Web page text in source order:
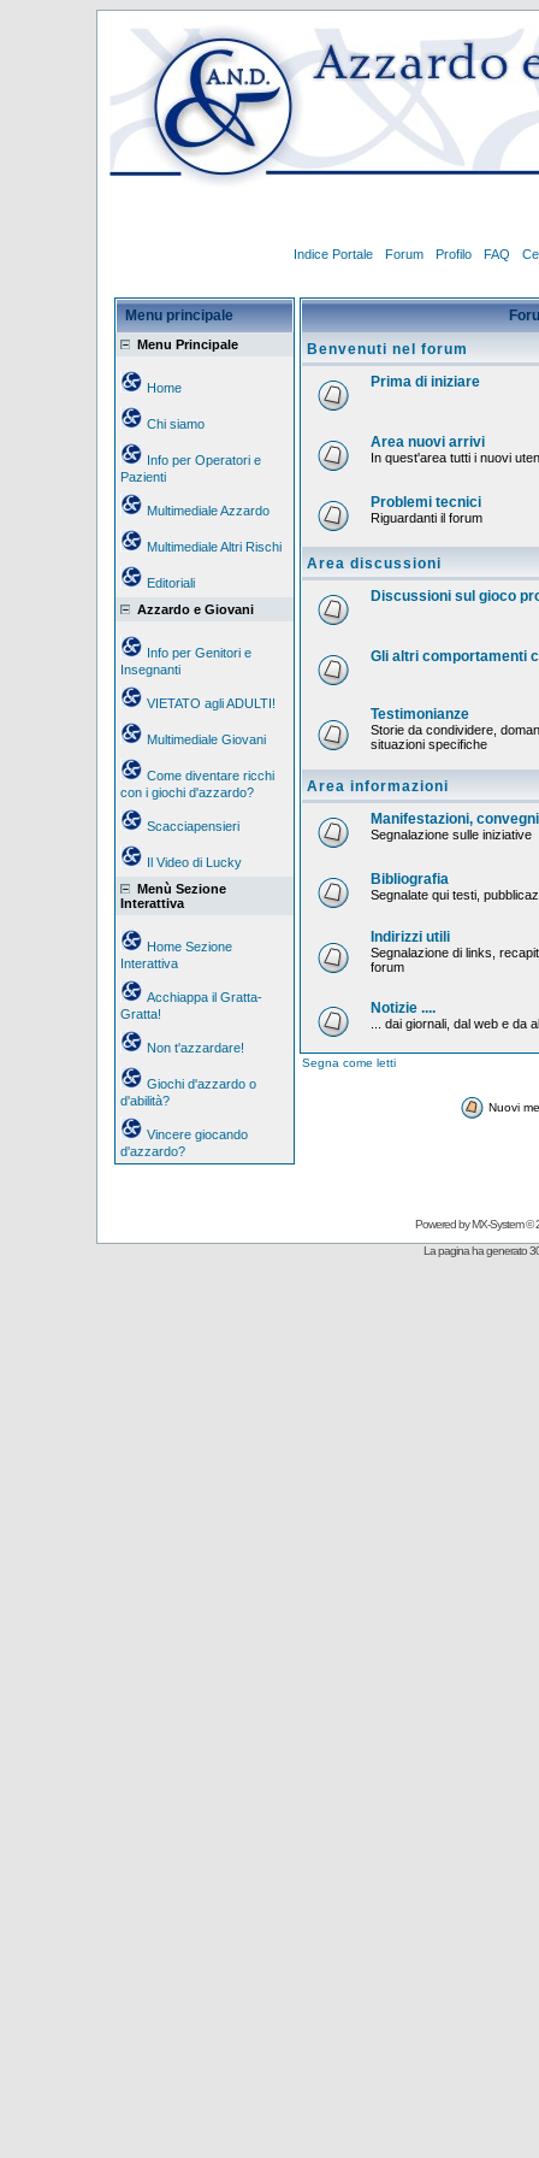
Indice Portale Forum Profilo FAQ
Menu principale
Menu Principale
Home
Chi siamo
Info per Operatori e
Pazienti
Multimediale Azzardo
Multimediale Altri Rischi
Editoriali
Azzardo e Giovani
Info per Genitori e
Insegnanti
VIETATO agli ADULTI!
Multimediale Giovani
Come diventare ricchi
con i giochi d'azzardo?
Scacciapensieri
Il Video di Lucky
Menù Sezione
Interattiva
Home Sezione
Interattiva
Acchiappa il Gratta-
Gratta!
Non t'azzardare!
Giochi d'azzardo o
d'abilità?
Vincere giocando
d'azzardo?
Benvenuti nel forum
Prima di iniziare
Area nuovi arrivi
In quest'area tutti i nuovi
Problemi tecnici
Riguardanti il forum
Area discussioni
Discussioni sul gioco
Gli altri comportamenti
Testimonianze
Storie da condividere,
situazioni specifiche
Area informazioni
Manifestazioni,
Segnalazione sulle iniziative
Bibliografia
Segnalate qui testi,
Indirizzi utili
Segnalazione di links,
forum
Notizie ....
... dai giornali, dal web e da
Segna come letti
Nuovi
Powered byMX-System©
La pagina ha generato